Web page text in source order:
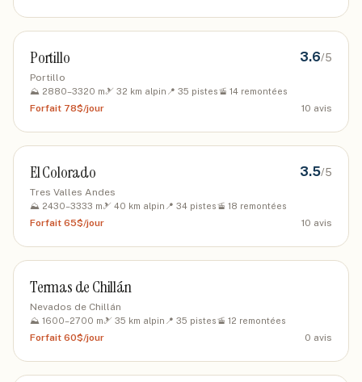
Portillo
Portillo
3.6/5
⛰️ 2880–3320 m🎿 32 km alpin 📍 35 pistes🚡 14 remontées
Forfait 78$/jour 10 avis
El Colorado
Tres Valles Andes
3.5/5
⛰️ 2430–3333 m🎿 40 km alpin 📍 34 pistes🚡 18 remontées
Forfait 65$/jour 10 avis
Termas de Chillán
Nevados de Chillán
⛰️ 1600–2700 m🎿 35 km alpin 📍 35 pistes🚡 12 remontées
Forfait 60$/jour 0 avis